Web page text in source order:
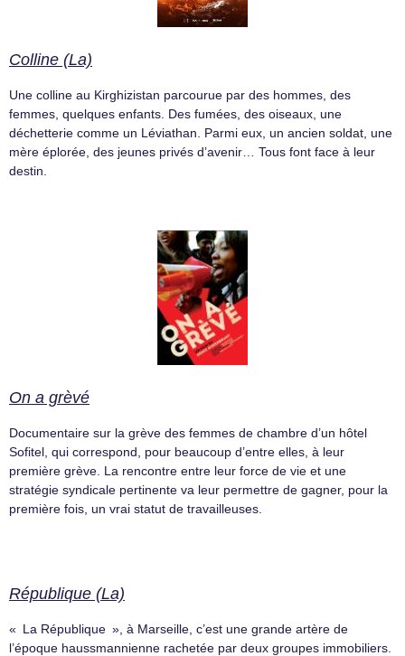
Colline (La)
Une colline au Kirghizistan parcourue par des hommes, des
femmes, quelques enfants. Des fumées, des oiseaux, une
déchetterie comme un Léviathan. Parmi eux, un ancien soldat, une
mère éplorée, des jeunes privés d’avenir… Tous font face à leur
destin.
On a grèvé
Documentaire sur la grève des femmes de chambre d’un hôtel
Sofitel, qui correspond, pour beaucoup d’entre elles, à leur
première grève. La rencontre entre leur force de vie et une
stratégie syndicale pertinente va leur permettre de gagner, pour la
première fois, un vrai statut de travailleuses.
République (La)
« La République », à Marseille, c’est une grande artère de
l’époque haussmannienne rachetée par deux groupes immobiliers.